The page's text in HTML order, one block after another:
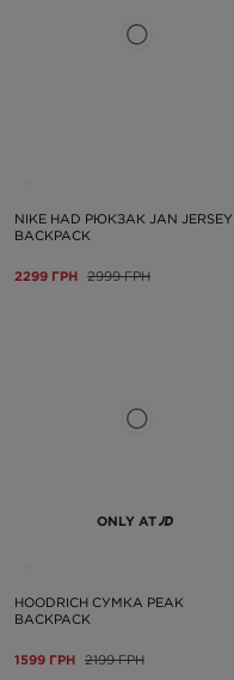
NIKE HAD РЮКЗАК JAN JERSEY
BACKPACK
2299 ГРН 2999 ГРН
ONLY AT
HOODRICH СУМКА PEAK
BACKPACK
1599 ГРН 2199 ГРН